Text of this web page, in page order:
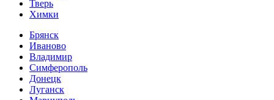
Тверь
Химки
Брянск
Иваново
Владимир
Симферополь
Донецк
Луганск